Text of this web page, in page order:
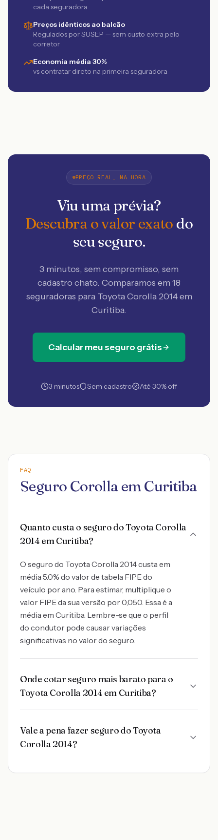
cada seguradora
Preços idênticos ao balcão
Regulados por SUSEP — sem custo extra pelo
corretor
Economia média 30%
vs contratar direto na primeira seguradora
PREÇO REAL, NA HORA
Viu uma prévia?
Descubra o valor exato do
seu seguro.
3 minutos, sem compromisso, sem
cadastro chato. Comparamos em 18
seguradoras para Toyota Corolla 2014 em
Curitiba.
Calcular meu seguro grátis
3 minutos Sem cadastro Até 30% off
FAQ
Seguro Corolla em Curitiba
Quanto custa o seguro do Toyota Corolla
2014 em Curitiba?
O seguro do Toyota Corolla 2014 custa em
média 5.0% do valor de tabela FIPE do
veículo por ano. Para estimar, multiplique o
valor FIPE da sua versão por 0,050. Essa é a
média em Curitiba. Lembre-se que o perfil
do condutor pode causar variações
significativas no valor do seguro.
Onde cotar seguro mais barato para o
Toyota Corolla 2014 em Curitiba?
Vale a pena fazer seguro do Toyota
Corolla 2014?